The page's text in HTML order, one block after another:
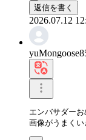
返信を書く
2026.07.12
エンバサダーお
画像がうまくい